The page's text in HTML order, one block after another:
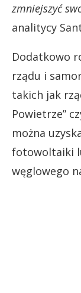
zmniejszyć
analitycy
Dodatkowo
rządu i
takich jak
Powietrze”
można
fotowoltaiki
węglowego